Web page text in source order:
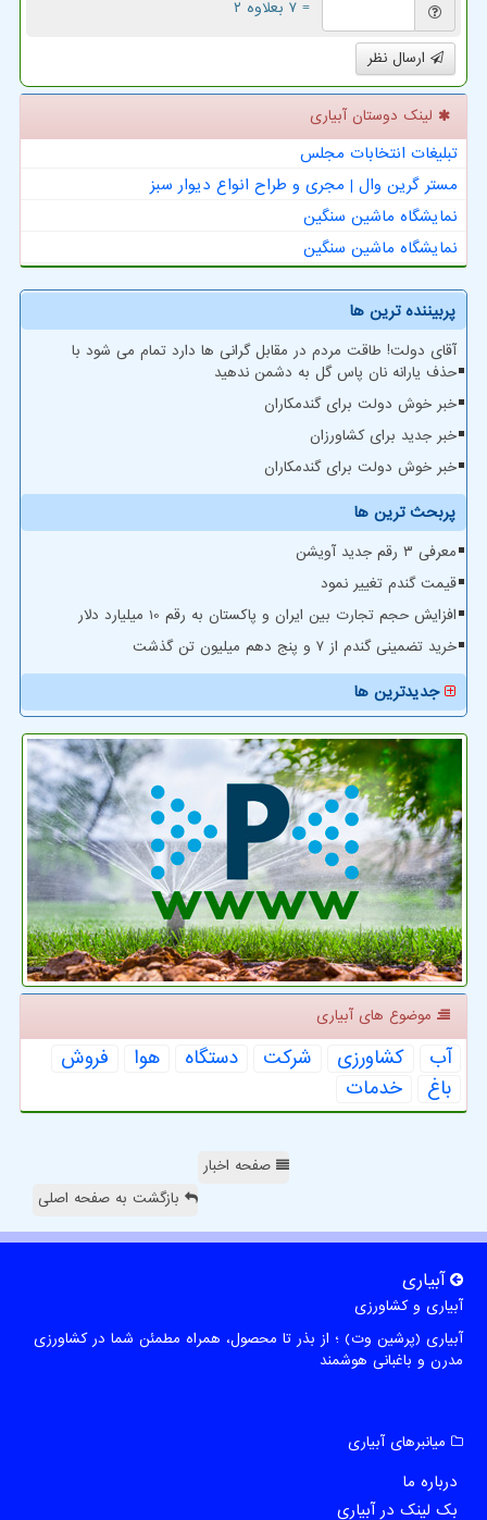
= ۷ بعلاوه ۲
ارسال نظر
لینک دوستان آبیاری
تبلیغات انتخابات مجلس
مستر گرین وال | مجری و طراح انواع دیوار سبز
نمایشگاه ماشین سنگین
نمایشگاه ماشین سنگین
پربیننده ترین ها
آقای دولت! طاقت مردم در مقابل گرانی ها دارد تمام می شود با
حذف یارانه نان پاس گل به دشمن ندهید
خبر خوش دولت برای گندمکاران
خبر جدید برای کشاورزان
خبر خوش دولت برای گندمکاران
پربحث ترین ها
معرفی ۳ رقم جدید آویشن
قیمت گندم تغییر نمود
افزایش حجم تجارت بین ایران و پاکستان به رقم 10 میلیارد دلار
خرید تضمینی گندم از ۷ و پنج دهم میلیون تن گذشت
جدیدترین ها
موضوع های آبیاری
آب كشاورزی شركت دستگاه هوا
فروش
باغ
خدمات
صفحه اخبار
بازگشت به صفحه اصلی
آبیاری
آبیاری و کشاورزی
آبیاری (پرشین وت) ؛ از بذر تا محصول، همراه مطمئن شما در کشاورزی
مدرن و باغبانی هوشمند
میانبرهای آبیاری
درباره ما
بک لینک در آبیاری